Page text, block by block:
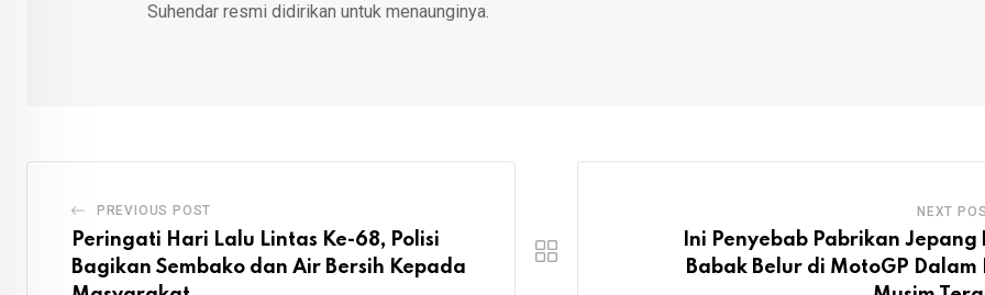
Suhendar resmi didirikan untuk menaunginya.
PREVIOUS POST
Peringati Hari Lalu Lintas Ke-68, Polisi
Bagikan Sembako dan Air Bersih Kepada
NEXT
Ini Penyebab Pabrikan Jepang
Babak Belur di MotoGP Dalam